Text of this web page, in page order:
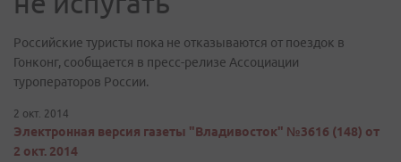
Российские туристы пока не отказываются от поездок в
Гонконг, сообщается в пресс-релизе Ассоциации
туроператоров России.
2 окт. 2014
Электронная версия газеты "Владивосток" №3616 (148) от
2 окт. 2014